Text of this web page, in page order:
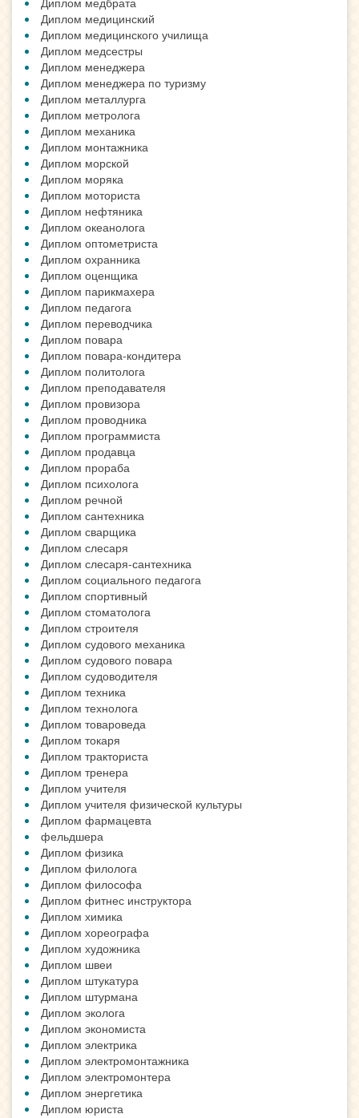
Диплом медицинский
Диплом медицинского училища
Диплом медсестры
Диплом менеджера
Диплом менеджера по туризму
Диплом металлурга
Диплом метролога
Диплом механика
Диплом монтажника
Диплом морской
Диплом моряка
Диплом моториста
Диплом нефтяника
Диплом океанолога
Диплом оптометриста
Диплом охранника
Диплом оценщика
Диплом парикмахера
Диплом педагога
Диплом переводчика
Диплом повара
Диплом повара-кондитера
Диплом политолога
Диплом преподавателя
Диплом провизора
Диплом проводника
Диплом программиста
Диплом продавца
Диплом прораба
Диплом психолога
Диплом речной
Диплом сантехника
Диплом сварщика
Диплом слесаря
Диплом слесаря-сантехника
Диплом социального педагога
Диплом спортивный
Диплом стоматолога
Диплом строителя
Диплом судового механика
Диплом судового повара
Диплом судоводителя
Диплом техника
Диплом технолога
Диплом товароведа
Диплом токаря
Диплом тракториста
Диплом тренера
Диплом учителя
Диплом учителя физической культуры
Диплом фармацевта
фельдшера
Диплом физика
Диплом филолога
Диплом философа
Диплом фитнес инструктора
Диплом химика
Диплом хореографа
Диплом художника
Диплом швеи
Диплом штукатура
Диплом штурмана
Диплом эколога
Диплом экономиста
Диплом электрика
Диплом электромонтажника
Диплом электромонтера
Диплом энергетика
Диплом юриста